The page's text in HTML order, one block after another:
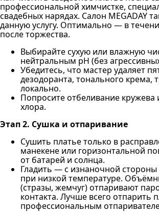
профессиональной химчистке,
свадебных нарядах. Салон MEGADAY
данную услугу. Оптимально — в
после торжества.
Выбирайте сухую или влажную
нейтральным pH (без
Убедитесь, что мастер удаляет
дезодоранта, тонального крема,
локально.
Попросите отбеливание кружева
хлора.
Этап 2. Сушка и отпаривание
Сушить платье только в
манекене или горизонтальной
от батарей и солнца.
Гладить — с изнаночной
при низкой температуре.
(стразы, жемчуг) отпаривают
контакта. Лучше всего отпарить
профессиональным